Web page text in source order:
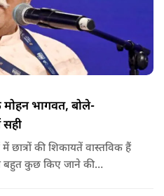
भागवत, बोले-
सही
की शिकायतें वास्तविक हैं
बहुत कुछ किए जाने की